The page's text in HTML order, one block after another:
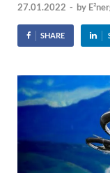
27.01.2022 - by
SHARE